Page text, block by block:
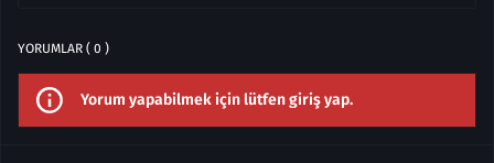
YORUMLAR ( 0 )
Yorum yapabilmek için lütfen giriş yap.